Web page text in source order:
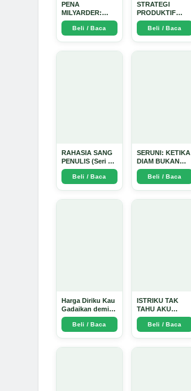
PENA
MILYARDER:
Kisah, Rahasia
Sukses, dan
Panduan Menjadi
Beli / Baca
STRATEGI
PRODUKTIF
MENULIS
UPDATE - Arda
Dinata
Beli / Baca
RAHASIA SANG
PENULIS (Seri 1)
- Arda Dinata
Beli / Baca
SERUNI: KETIKA
DIAM BUKAN
LAGI PILIHAN -
Arda Dinata
Beli / Baca
Harga Diriku Kau
Gadaikan demi
Perempuan Itu -
Arda Dinata
Beli / Baca
ISTRIKU TAK
TAHU AKU
PENGUSAHA
EMAS - Arda
Beli / Baca